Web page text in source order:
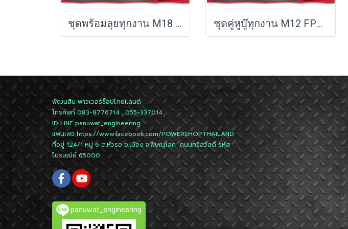
ชุดพร้อมลุยทุกงาน M18 FPP2LR2613-502 Milwaukee (M18-FPD3+M18-FSAGV100XB-0X0) ชุดคู่หูบู๊ทุกงาน M12 FPP2A2-402P Milwaukee (Q3)
พัฒนสิน พาวเวอร์ช็อปไทยแลนด์
โทรศัพท์ 083-8776714 , 055-337014
ID LINEpanuwat_engineering
แฟนเพจhttps://www.facebook.com/POWERSHOPTHAILAND
ที่อยู่ 124/1 หมู่ 6 ต.หัวรอ อ.เมือง จ.พิษณุโลก ถนนศรีสวัสดิ์ รหัส
ไปรษณีย์ 65000
panuwat_engineering